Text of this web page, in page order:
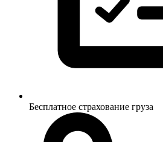
Бесплатное страхование груза